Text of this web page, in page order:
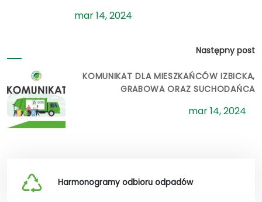
mar 14, 2024
Następny post
KOMUNIKAT DLA MIESZKAŃCÓW IZBICKA,
GRABOWA ORAZ SUCHODAŃCA
mar 14, 2024
Harmonogramy odbioru odpadów